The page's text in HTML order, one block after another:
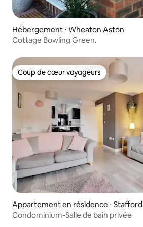
Hébergement ⋅ Wheaton Aston
Cottage Bowling Green.
Coup de cœur voyageurs
Coup de cœur voyageurs
Appartement en résidence ⋅ Stafford
Condominium-Salle de bain privée